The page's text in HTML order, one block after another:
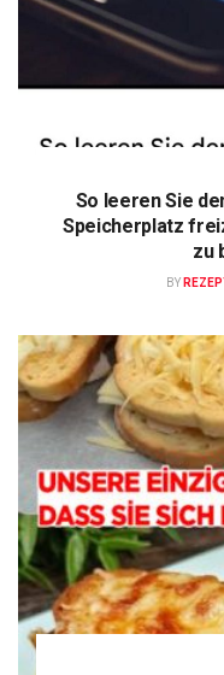
So leeren Sie
Speicherplatz
zu
BY